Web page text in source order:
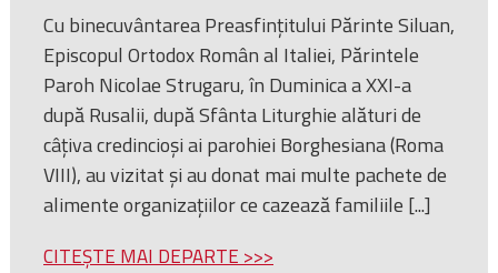
Cu binecuvântarea Preasfințitului Părinte Siluan,
Episcopul Ortodox Român al Italiei, Părintele
Paroh Nicolae Strugaru, în Duminica a XXI-a
după Rusalii, după Sfânta Liturghie alături de
câțiva credincioși ai parohiei Borghesiana (Roma
VIII), au vizitat și au donat mai multe pachete de
alimente organizațiilor ce cazează familiile [...]
CITEȘTE MAI DEPARTE >>>